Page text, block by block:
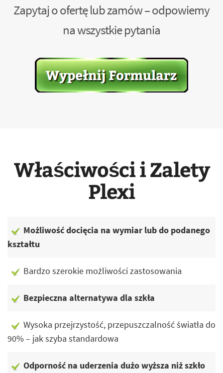
Zapytaj o ofertę lub zamów – odpowiemy
na wszystkie pytania
Właściwości i Zalety
Plexi
Możliwość docięcia na wymiar lub do podanego
kształtu
Bardzo szerokie możliwości zastosowania
Bezpieczna alternatywa dla szkła
Wysoka przejrzystość, przepuszczalność światła do
90% – jak szyba standardowa
Odporność na uderzenia dużo wyższa niż szkło